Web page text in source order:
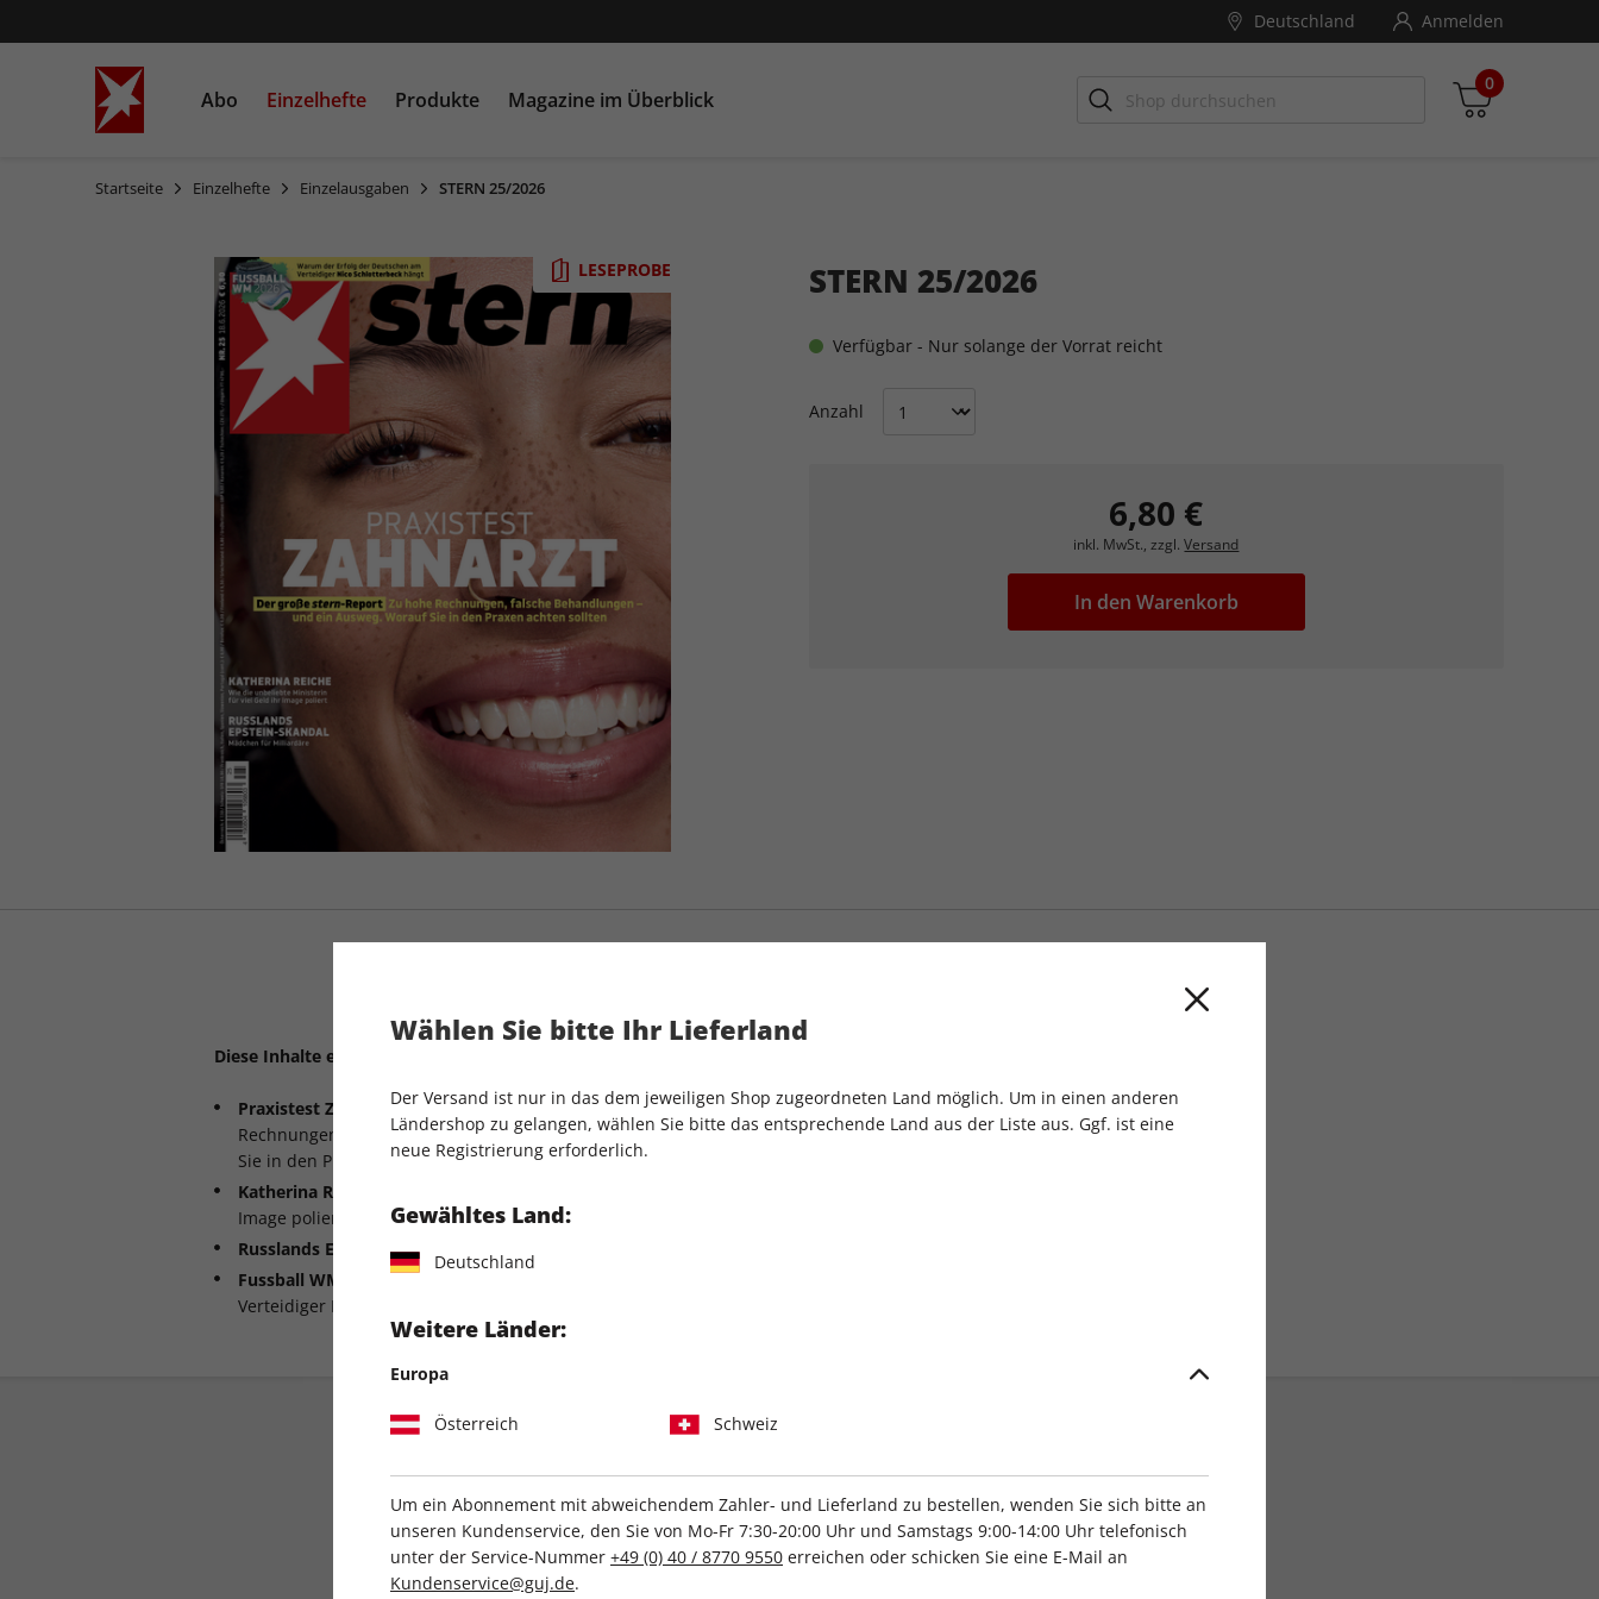
Deutschland Anmelden
Abo Einzelhefte Produkte Magazine im Überblick
0
Startseite Einzelhefte Einzelausgaben STERN 25/2026
LESEPROBE STERN 25/2026
Verfügbar - Nur solange der Vorrat reicht
Anzahl
6,80 €
inkl. MwSt., zzgl.Versand
In den Warenkorb
Diese Inhalte erwarten Sie:
Praxistest Zahnarzt -Der große stern-Report: Zu hohe
Rechnungen, falsche Behandlungen - und ein Ausweg. Worauf
Sie in den Praxen achten sollten
Katherina Reiche -
Image poliert
Russlands Epstein-Skandal -
Fussball WM 2026 -Warum der Erfolg der Deutschen am
Verteidiger Nico Schlotterbeck hängt
Verkauf durch
G+J Verlagsgruppe
Direkt vom Verlag Tolle Prämien
Wählen Sie bitte Ihr Lieferland
Der Versand ist nur in das dem jeweiligen Shop zugeordneten Land möglich. Um in einen anderen
Ländershop zu gelangen, wählen Sie bitte das entsprechende Land aus der Liste aus. Ggf. ist eine
neue Registrierung erforderlich.
Gewähltes Land:
Deutschland
Weitere Länder:
Europa
Österreich Schweiz
Um ein Abonnement mit abweichendem Zahler- und Lieferland zu bestellen, wenden Sie sich bitte an
unseren Kundenservice, den Sie von Mo-Fr 7:30-20:00 Uhr und Samstags 9:00-14:00 Uhr telefonisch
unter der Service-Nummer +49 (0) 40 / 8770 9550 erreichen oder schicken Sie eine E-Mail an
Kundenservice@guj.de.